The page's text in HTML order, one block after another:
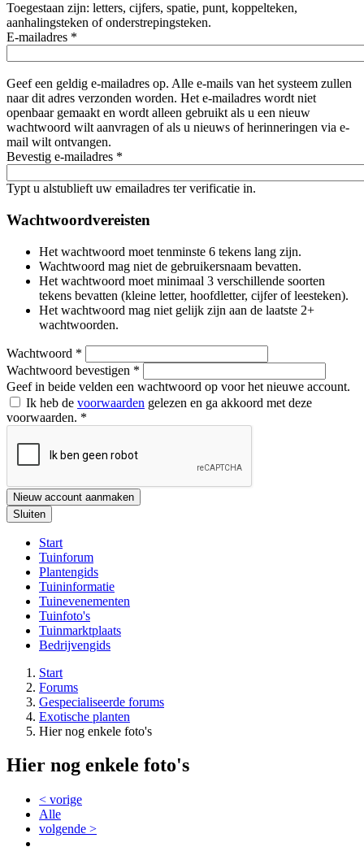
Toegestaan zijn: letters, cijfers, spatie, punt, koppelteken,
aanhalingsteken of onderstrepingsteken.
E-mailadres *
Geef een geldig e-mailadres op. Alle e-mails van het systeem zullen
naar dit adres verzonden worden. Het e-mailadres wordt niet
openbaar gemaakt en wordt alleen gebruikt als u een nieuw
wachtwoord wilt aanvragen of als u nieuws of herinneringen via e-
mail wilt ontvangen.
Bevestig e-mailadres *
Typt u alstublieft uw emailadres ter verificatie in.
Wachtwoordvereisten
Het wachtwoord moet tenminste 6 tekens lang zijn.
Wachtwoord mag niet de gebruikersnaam bevatten.
Het wachtwoord moet minimaal 3 verschillende soorten
tekens bevatten (kleine letter, hoofdletter, cijfer of leesteken).
Het wachtwoord mag niet gelijk zijn aan de laatste 2+
wachtwoorden.
Wachtwoord *
Wachtwoord bevestigen *
Geef in beide velden een wachtwoord op voor het nieuwe account.
Ik heb de voorwaarden gelezen en ga akkoord met deze
voorwaarden. *
Nieuw account aanmaken
Sluiten
Start
Tuinforum
Plantengids
Tuininformatie
Tuinevenementen
Tuinfoto's
Tuinmarktplaats
Bedrijvengids
Start
Forums
Gespecialiseerde forums
Exotische planten
Hier nog enkele foto's
Hier nog enkele foto's
< vorige
Alle
volgende >